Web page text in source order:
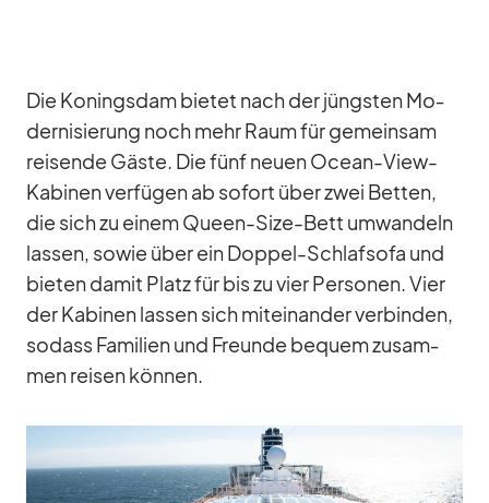
Die Ko­nings­dam bie­tet nach der jüngs­ten Mo­
der­ni­sie­rung noch mehr Raum für ge­mein­sam
rei­sende Gäste. Die fünf neuen Ocean-View-
Ka­bi­nen ver­fü­gen ab so­fort über zwei Bet­ten,
die sich zu ei­nem Queen-Size-Bett um­wan­deln
las­sen, so­wie über ein Dop­pel-Schlaf­sofa und
bie­ten da­mit Platz für bis zu vier Per­so­nen. Vier
der Ka­bi­nen las­sen sich mit­ein­an­der ver­bin­den,
so­dass Fa­mi­lien und Freunde be­quem zu­sam­
men rei­sen kön­nen.